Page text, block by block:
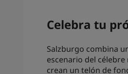
Celebra tu
Salzburgo combina
escenario del
crean un telón de